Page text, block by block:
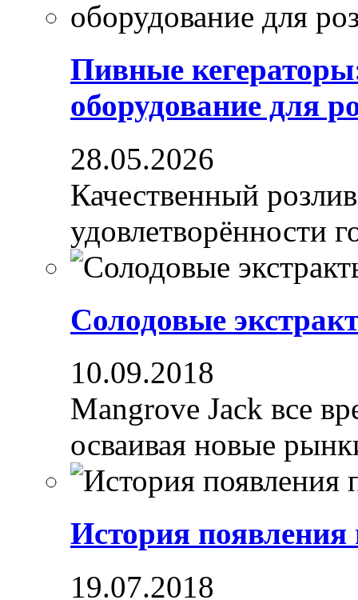
Пивные
оборудование для
28.05.2026
Качественный
удовлетворённости
Солодовые
10.09.2018
Mangrove Jack все
осваивая новые
История появления
19.07.2018